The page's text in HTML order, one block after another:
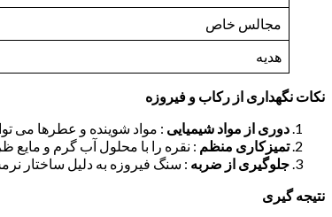
مجالس خاص
هدیه
نکات نگهداری از رکاب و فیروزه
دوری از مواد شیمیایی : مواد شوینده و عطرها می
تمیزکاری منظم : نقره را با محلول آب گرم و مایع
جلوگیری از ضربه : سنگ فیروزه به دلیل
نتیجه گیری